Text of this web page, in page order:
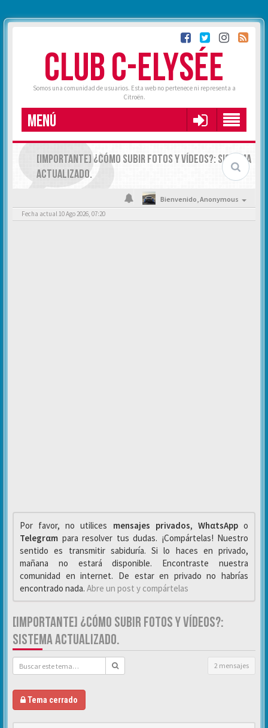
CLUB C-ELYSÉE
Somos una comunidad de usuarios. Esta web no pertenece ni representa a
Citroën.
MENÚ
[IMPORTANTE] ¿CÓMO SUBIR FOTOS Y VÍDEOS?: SISTEMA
ACTUALIZADO.
Bienvenido,Anonymous
Fecha actual 10 Ago 2026, 07:20
Por favor, no utilices mensajes privados, WhαtsAppo
Telegrαm para resolver tus dudas. ¡Compártelas! Nuestro
sentido es transmitir sabiduría. Si lo haces en privado,
mañana no estará disponible. Encontraste nuestra
comunidad en internet. De estar en privado no habrías
encontrado nada. Abre un post y compártelas
[IMPORTANTE] ¿CÓMO SUBIR FOTOS Y VÍDEOS?:
SISTEMA ACTUALIZADO.
2 mensajes
Tema cerrado